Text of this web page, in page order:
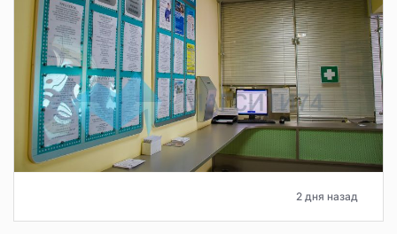
2 дня назад